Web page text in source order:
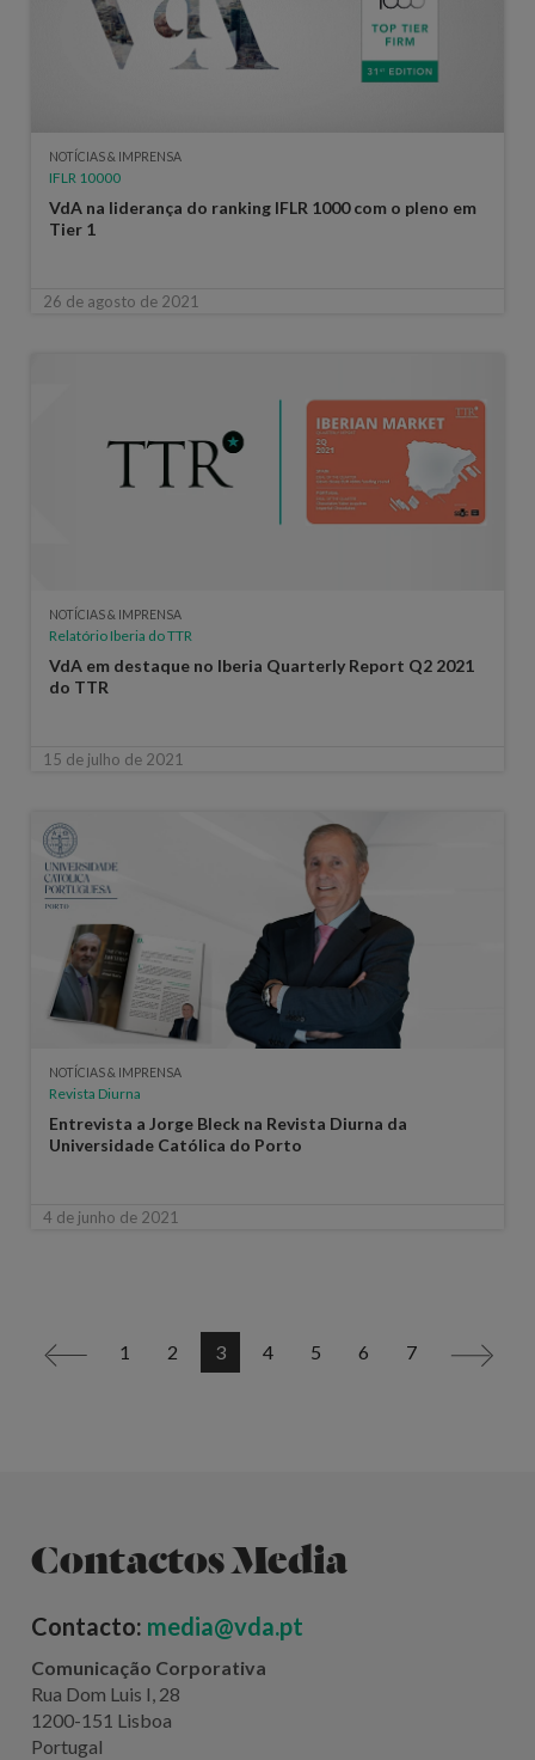
NOTÍCIAS & IMPRENSA
IFLR 10000
VdA na liderança do ranking IFLR 1000 com o pleno em
Tier 1
26 de agosto de 2021
NOTÍCIAS & IMPRENSA
Relatório Iberia do TTR
VdA em destaque no Iberia Quarterly Report Q2 2021
do TTR
15 de julho de 2021
NOTÍCIAS & IMPRENSA
Revista Diurna
Entrevista a Jorge Bleck na Revista Diurna da
Universidade Católica do Porto
4 de junho de 2021
< 1 2 3 4 5 6 7 >
Contactos Media
Contacto: media@vda.pt
Comunicação Corporativa
Rua Dom Luis I, 28
1200-151 Lisboa
Portugal